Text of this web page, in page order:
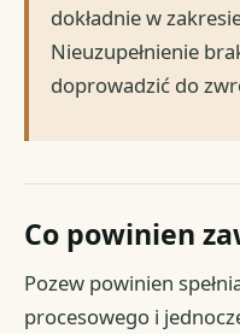
dokładnie w
Nieuzupełnienie
doprowadzić do
Co powinien
Pozew powinien
procesowego i